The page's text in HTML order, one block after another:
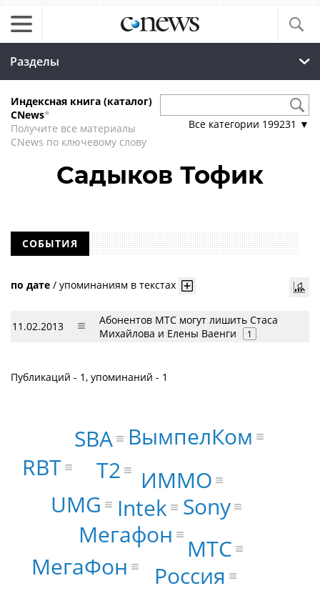
Разделы
Индексная книга (каталог)
CNews*
Получите все материалы
CNews по ключевому слову
Все категории 199231 ▼
Садыков Тофик
СОБЫТИЯ
по дате / упоминаниям в текстах
11.02.2013
Абонентов МТС могут лишить Стаса
Михайлова и Елены Ваенги
1
Публикаций - 1, упоминаний - 1
Intek
ИММО
Мегафон
Т2
МегаФон
МТС
ВымпелКом
Sony
UMG
SBA
RBT
Россия